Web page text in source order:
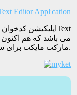
مارکت مایکت برای سیستم عامل اندروید دریافت نمایید.